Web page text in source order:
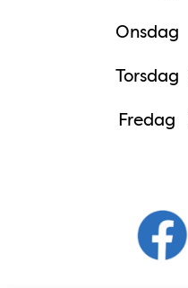
Onsdag
Torsdag
Fredag